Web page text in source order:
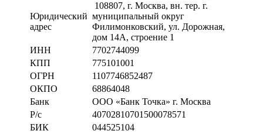
Юридический
адрес
108807, г. Москва, вн. тер. г.
муниципальный округ
Филимонковский, ул. Дорожная,
дом 14А, строение 1
ИНН
7702744099
КПП
775101001
ОГРН
1107746852487
ОКПО
68864048
Банк
ООО «Банк Точка» г. Москва
Р/с
40702810701500078571
БИК
044525104